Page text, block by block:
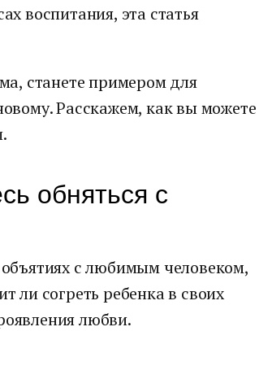
воспитания, эта статья
станете примером для
Расскажем, как вы можете
обняться с
с любимым человеком,
ли согреть ребенка в своих
любви.